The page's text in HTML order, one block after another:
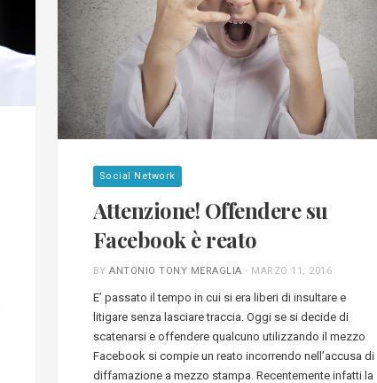
Social Network
Attenzione! Offendere su
Facebook è reato
BYANTONIO TONY MERAGLIA - MARZO 11, 2016
E’ passato il tempo in cui si era liberi di insultare e
litigare senza lasciare traccia. Oggi se si decide di
scatenarsi e offendere qualcuno utilizzando il mezzo
Facebook si compie un reato incorrendo nell’accusa di
diffamazione a mezzo stampa. Recentemente infatti la